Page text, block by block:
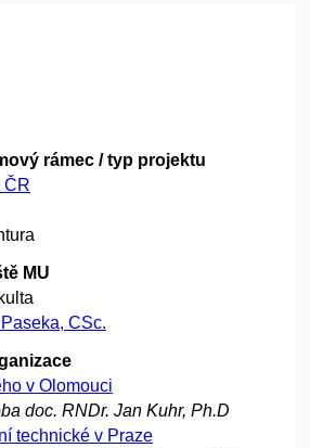
rámec / typ projektu
ČR
MU
CSc.
v Olomouci
doc. RNDr. Jan Kuhr, Ph.D
technické v Praze